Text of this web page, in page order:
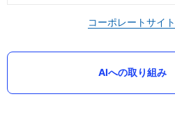
コーポレートサイト
AIへの取り組み